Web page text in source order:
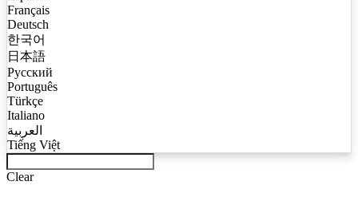
Français
Deutsch
한국어
日本語
Русский
Português
Türkçe
Italiano
العربية
Tiếng Việt
Clear